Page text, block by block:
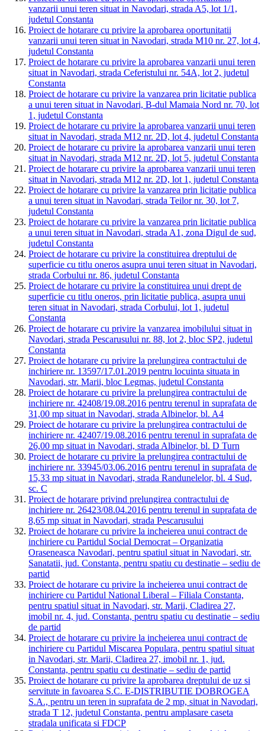
vanzarii unui teren situat in Navodari, strada A5, lot 1/1,
judetul Constanta
Proiect de hotarare cu privire la aprobarea oportunitatii
vanzarii unui teren situat in Navodari, strada M10 nr. 27, lot 4,
judetul Constanta
Proiect de hotarare cu privire la aprobarea vanzarii unui teren
situat in Navodari, strada Ceferistului nr. 54A, lot 2, judetul
Constanta
Proiect de hotarare cu privire la vanzarea prin licitatie publica
a unui teren situat in Navodari, B-dul Mamaia Nord nr. 70, lot
1, judetul Constanta
Proiect de hotarare cu privire la aprobarea vanzarii unui teren
situat in Navodari, strada M12 nr. 2D, lot 4, judetul Constanta
Proiect de hotarare cu privire la aprobarea vanzarii unui teren
situat in Navodari, strada M12 nr. 2D, lot 5, judetul Constanta
Proiect de hotarare cu privire la aprobarea vanzarii unui teren
situat in Navodari, strada M12 nr. 2D, lot 1, judetul Constanta
Proiect de hotarare cu privire la vanzarea prin licitatie publica
a unui teren situat in Navodari, strada Teilor nr. 30, lot 7,
judetul Constanta
Proiect de hotarare cu privire la vanzarea prin licitatie publica
a unui teren situat in Navodari, strada A1, zona Digul de sud,
judetul Constanta
Proiect de hotarare cu privire la constituirea dreptului de
superficie cu titlu oneros asupra unui teren situat in Navodari,
strada Corbului nr. 86, judetul Constanta
Proiect de hotarare cu privire la constituirea unui drept de
superficie cu titlu oneros, prin licitatie publica, asupra unui
teren situat in Navodari, strada Corbului, lot 1, judetul
Constanta
Proiect de hotarare cu privire la vanzarea imobilului situat in
Navodari, strada Pescarusului nr. 88, lot 2, bloc SP2, judetul
Constanta
Proiect de hotarare cu privire la prelungirea contractului de
inchiriere nr. 13597/17.01.2019 pentru locuinta situata in
Navodari, str. Marii, bloc Legmas, judetul Constanta
Proiect de hotarare cu privire la prelungirea contractului de
inchiriere nr. 42408/19.08.2016 pentru terenul in suprafata de
31,00 mp situat in Navodari, strada Albinelor, bl. A4
Proiect de hotarare cu privire la prelungirea contractului de
inchiriere nr. 42407/19.08.2016 pentru terenul in suprafata de
26,00 mp situat in Navodari, strada Albinelor, bl. D Turn
Proiect de hotarare cu privire la prelungirea contractului de
inchiriere nr. 33945/03.06.2016 pentru terenul in suprafata de
15,33 mp situat in Navodari, strada Randunelelor, bl. 4 Sud,
sc. C
Proiect de hotarare privind prelungirea contractului de
inchiriere nr. 26423/08.04.2016 pentru terenul in suprafata de
8,65 mp situat in Navodari, strada Pescarusului
Proiect de hotarare cu privire la incheierea unui contract de
inchiriere cu Partidul Social Democrat – Organizatia
Oraseneasca Navodari, pentru spatiul situat in Navodari, str.
Sanatatii, jud. Constanta, pentru spatiu cu destinatie – sediu de
partid
Proiect de hotarare cu privire la incheierea unui contract de
inchiriere cu Partidul National Liberal – Filiala Constanta,
pentru spatiul situat in Navodari, str. Marii, Cladirea 27,
imobil nr. 4, jud. Constanta, pentru spatiu cu destinatie – sediu
de partid
Proiect de hotarare cu privire la incheierea unui contract de
inchiriere cu Partidul Miscarea Populara, pentru spatiul situat
in Navodari, str. Marii, Cladirea 27, imobil nr. 1, jud.
Constanta, pentru spatiu cu destinatie – sediu de partid
Proiect de hotarare cu privire la aprobarea dreptului de uz si
servitute in favoarea S.C. E-DISTRIBUTIE DOBROGEA
S.A., pentru un teren in suprafata de 2 mp, situat in Navodari,
strada T 12, judetul Constanta, pentru amplasare caseta
stradala unificata si FDCP